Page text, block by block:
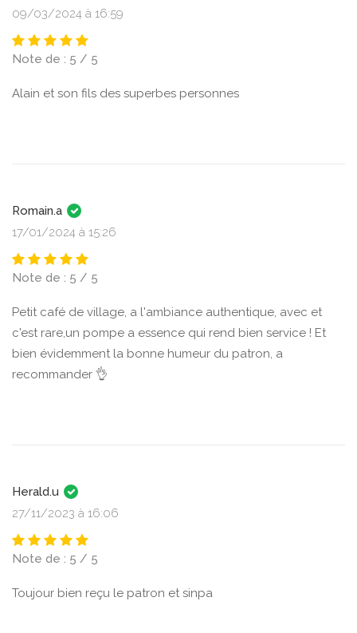
09/03/2024 à 16:59
Note de : 5 / 5
Alain et son fils des superbes personnes
Romain.a
17/01/2024 à 15:26
Note de : 5 / 5
Petit café de village, a l'ambiance authentique, avec et
c'est rare,un pompe a essence qui rend bien service ! Et
bien évidemment la bonne humeur du patron, a
recommander 👌
Herald.u
27/11/2023 à 16:06
Note de : 5 / 5
Toujour bien reçu le patron et sinpa